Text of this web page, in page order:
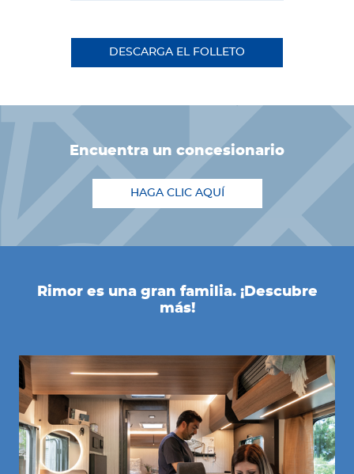
DESCARGA EL FOLLETO
encuentra un concesionario
HAGA CLIC AQUÍ
Rimor es una gran familia. ¡Descubre
más!